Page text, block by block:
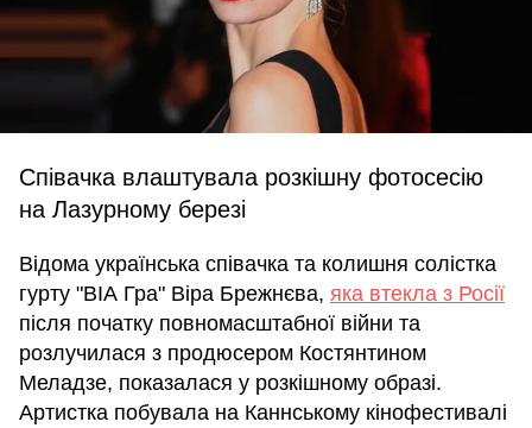
Співачка влаштувала розкішну фотосесію
на Лазурному березі
Відома українська співачка та колишня солістка
гурту "ВІА Гра" Віра Брежнєва, яка втекла з Росії
після початку повномасштабної війни та
розлучилася з продюсером Костянтином
Меладзе, показалася у розкішному образі.
Артистка побувала на Каннському кінофестивалі